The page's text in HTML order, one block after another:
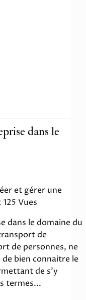
dans le
et gérer une
Vues
dans le domaine du
de
de personnes, ne
bien connaitre le
de s'y
termes...